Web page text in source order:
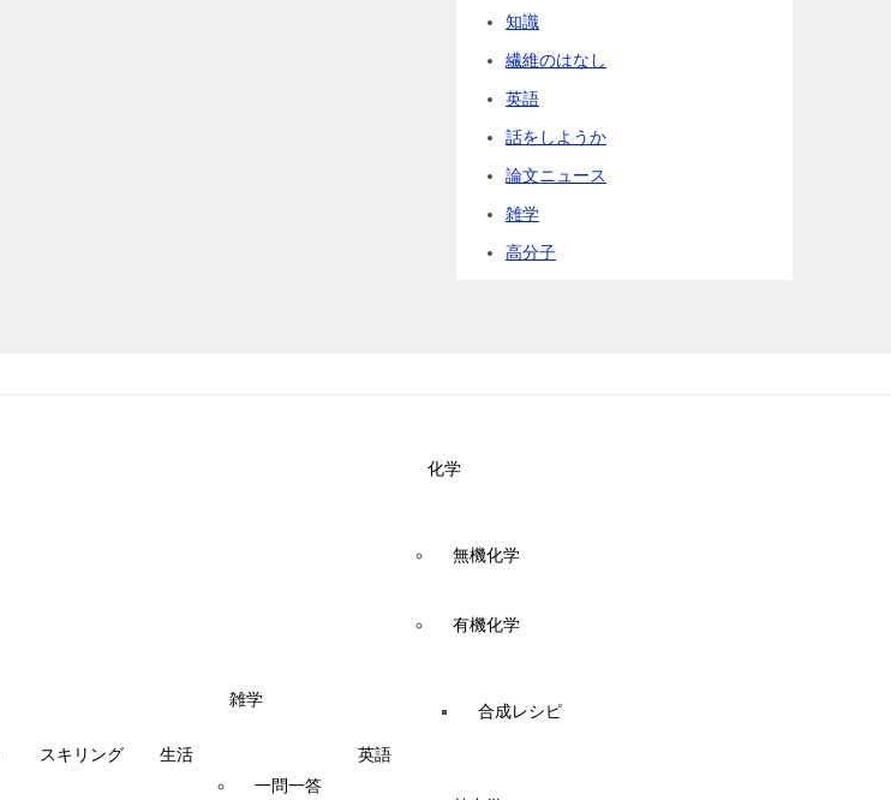
知識
繊維のはなし
英語
話をしようか
論文ニュース
雑学
高分子
スキリング 生活
雑学
一問一答
英語
化学
無機化学
有機化学
合成レシピ